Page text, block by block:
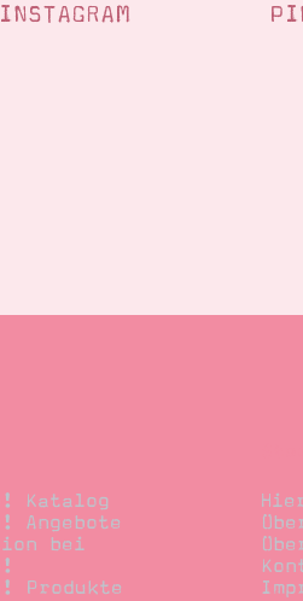
INSTAGRAM
Katalog
Angebote
bei
Produkte